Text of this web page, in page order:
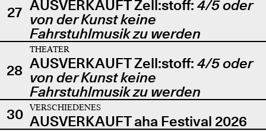
27 AUSVERKAUFT Zell:stoff: 4/5 oder
von der Kunst keine
Fahrstuhlmusik zu werden
28
THEATER
AUSVERKAUFT Zell:stoff: 4/5 oder
von der Kunst keine
Fahrstuhlmusik zu werden
30
VERSCHIEDENES
AUSVERKAUFT aha Festival 2026